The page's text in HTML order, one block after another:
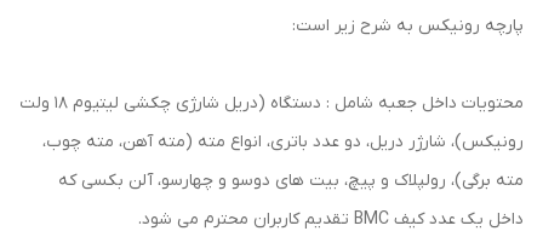
پارچه رونیکس به شرح زیر است:
محتویات داخل جعبه شامل : دستگاه (دریل شارژی چکشی لیتیوم 18 ولت
رونیکس)، شارژر دریل، دو عدد باتری، انواع مته (مته آهن، مته چوب،
مته برگی)، رولپلاک و پیچ، بیت های دوسو و چهارسو، آلن بکسی که
داخل یک عدد کیف BMC تقدیم کاربران محترم می شود.